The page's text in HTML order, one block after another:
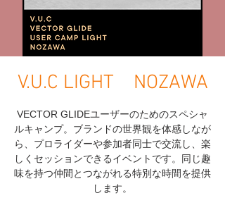
V.U.C LIGHT NOZAWA
VECTOR GLIDEユーザーのためのスペシャ
ルキャンプ。ブランドの世界観を体感しなが
ら、プロライダーや参加者同士で交流し、楽
しくセッションできるイベントです。同じ趣
味を持つ仲間とつながれる特別な時間を提供
します。